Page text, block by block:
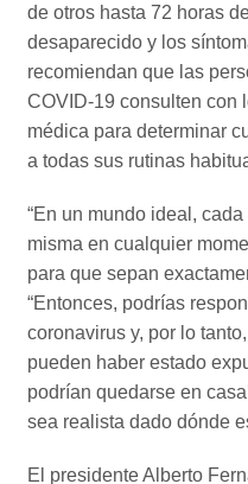
de otros hasta 72 horas
desaparecido y los
recomiendan que las
COVID-19 consulten con
médica para determinar
a todas sus rutinas
“En un mundo ideal,
misma en cualquier
para que sepan
“Entonces, podrías
coronavirus y, por lo
pueden haber estado
podrían quedarse en
sea realista dado dónde
El presidente Alberto